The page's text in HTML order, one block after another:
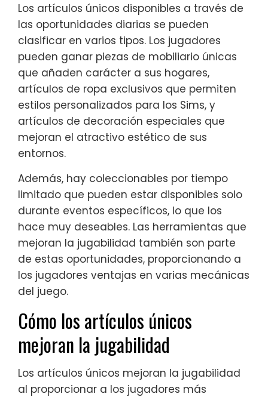
Los artículos únicos disponibles a través de
las oportunidades diarias se pueden
clasificar en varios tipos. Los jugadores
pueden ganar piezas de mobiliario únicas
que añaden carácter a sus hogares,
artículos de ropa exclusivos que permiten
estilos personalizados para los Sims, y
artículos de decoración especiales que
mejoran el atractivo estético de sus
entornos.
Además, hay coleccionables por tiempo
limitado que pueden estar disponibles solo
durante eventos específicos, lo que los
hace muy deseables. Las herramientas que
mejoran la jugabilidad también son parte
de estas oportunidades, proporcionando a
los jugadores ventajas en varias mecánicas
del juego.
Cómo los artículos únicos
mejoran la jugabilidad
Los artículos únicos mejoran la jugabilidad
al proporcionar a los jugadores más